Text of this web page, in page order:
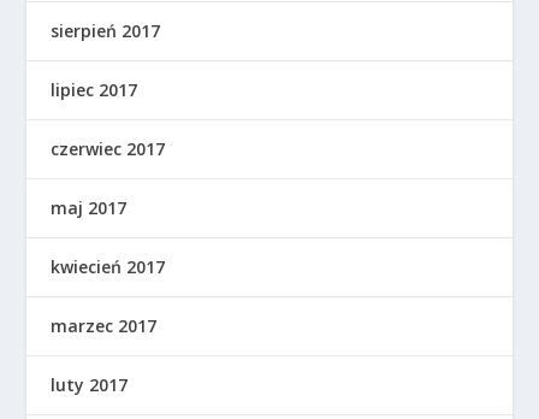
sierpień 2017
lipiec 2017
czerwiec 2017
maj 2017
kwiecień 2017
marzec 2017
luty 2017